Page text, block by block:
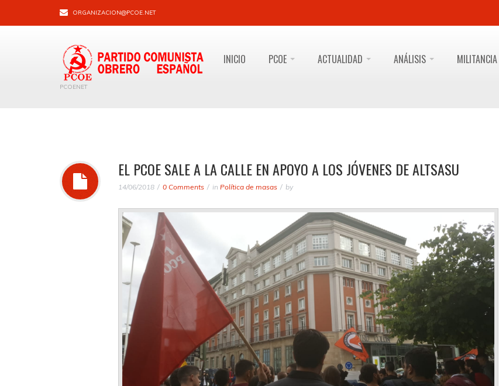
ORGANIZACION@PCOE.NET
PCOENET
INICIO PCOE ACTUALIDAD ANÁLISIS MILITANCIA
EL PCOE SALE A LA CALLE EN APOYO A LOS JÓVENES DE ALTSASU
14/06/2018 0 Comments in Política de masas by